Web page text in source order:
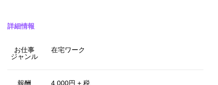
詳細情報
お仕事
ジャンル
在宅ワーク
報酬 4,000円 + 税